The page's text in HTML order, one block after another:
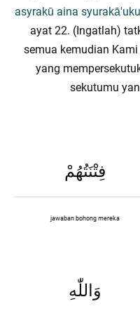
asyrakū aina
ayat 22. (Ingatlah)
semua kemudian
yang
sekutumu
فِتْنَتُهُمْ
jawaban bohong mereka
وَاللّٰهِ